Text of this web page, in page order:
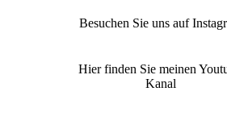
Besuchen Sie uns auf
Hier finden Sie meinen
Kanal